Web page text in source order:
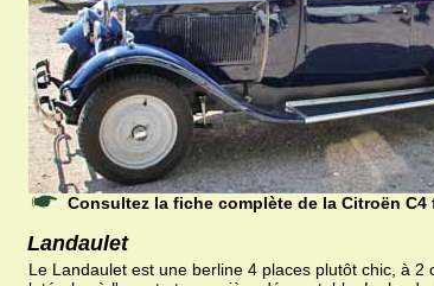
Consultez la fiche complète de la Citroën
Landaulet
Le Landaulet est une berline 4 places plutôt chic, à